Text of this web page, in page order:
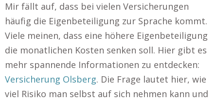
Mir fällt auf, dass bei vielen Versicherungen
häufig die Eigenbeteiligung zur Sprache kommt.
Viele meinen, dass eine höhere Eigenbeteiligung
die monatlichen Kosten senken soll. Hier gibt es
mehr spannende Informationen zu entdecken:
Versicherung Olsberg. Die Frage lautet hier, wie
viel Risiko man selbst auf sich nehmen kann und